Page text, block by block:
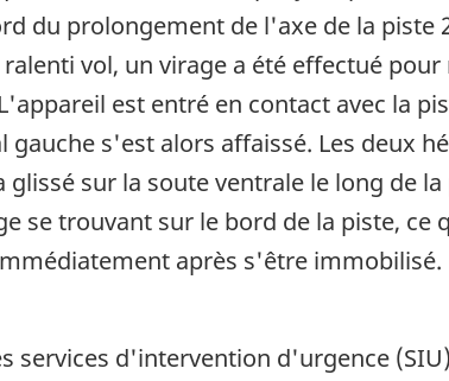
du prolongement de l'axe de la piste
vol, un virage a été effectué
est entré en contact avec la
gauche s'est alors affaissé. Les deux
sur la soute ventrale le long de
se trouvant sur le bord de la piste,
après s'être
services d'intervention d'urgence